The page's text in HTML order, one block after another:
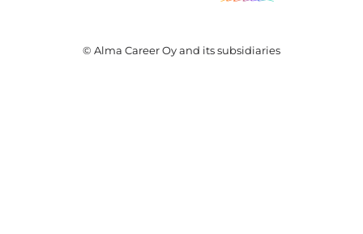
© Alma Career Oy and its subsidiaries